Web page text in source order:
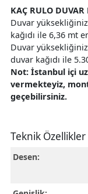
KAÇ RULO
Duvar
kağıdı ile 6,36 mt
Duvar
duvar kağıdı ile
Not: İstanbul içi
vermekteyiz,
Teknik Özellikler
Desen: